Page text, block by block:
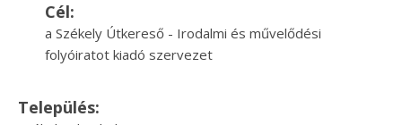
Cél:
a Székely Útkereső - Irodalmi és művelődési
folyóiratot kiadó szervezet
Település: